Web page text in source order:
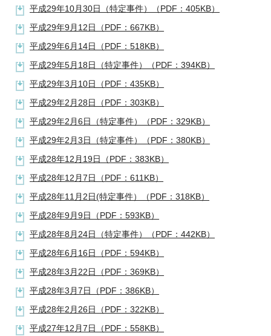
平成29年10月30日（特定事件）（PDF：405KB）
平成29年9月12日（PDF：667KB）
平成29年6月14日（PDF：518KB）
平成29年5月18日（特定事件）（PDF：394KB）
平成29年3月10日（PDF：435KB）
平成29年2月28日（PDF：303KB）
平成29年2月6日（特定事件）（PDF：329KB）
平成29年2月3日（特定事件）（PDF：380KB）
平成28年12月19日（PDF：383KB）
平成28年12月7日（PDF：611KB）
平成28年11月2日(特定事件）（PDF：318KB）
平成28年9月9日（PDF：593KB）
平成28年8月24日（特定事件）（PDF：442KB）
平成28年6月16日（PDF：594KB）
平成28年3月22日（PDF：369KB）
平成28年3月7日（PDF：386KB）
平成28年2月26日（PDF：322KB）
平成27年12月7日（PDF：558KB）